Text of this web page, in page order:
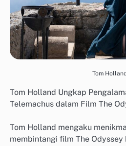
Tom
Tom Holland Ungkap
Telemachus dalam Film The
Tom Holland mengaku
membintangi film The Odyssey